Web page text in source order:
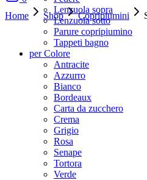
Lenzuola sopra
Lenzuola sotto
Parure copripiumino
Tappeti bagno
per Colore
Antracite
Azzurro
Bianco
Bordeaux
Carta da zucchero
Crema
Grigio
Rosa
Senape
Tortora
Verde
Home
Shop Copripiumini